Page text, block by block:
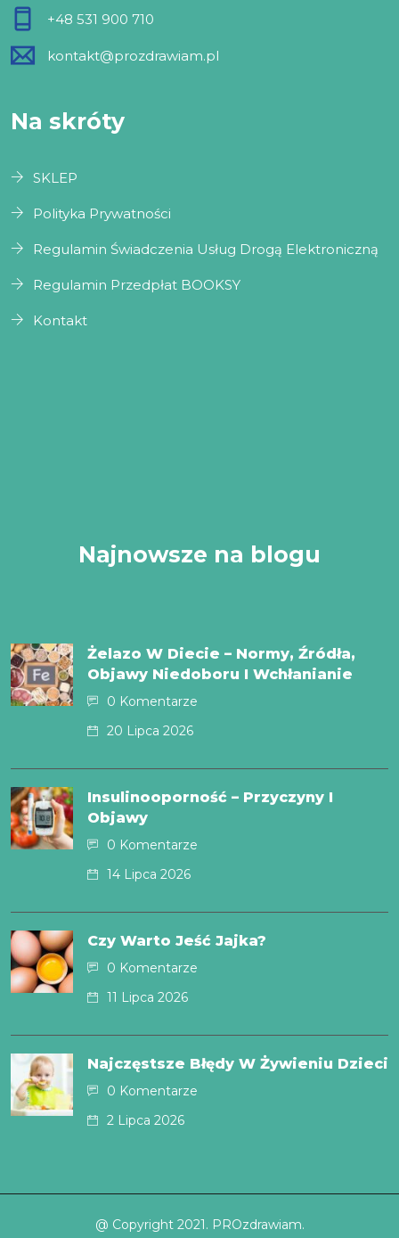
+48 531 900 710
kontakt@prozdrawiam.pl
Na skróty
SKLEP
Polityka Prywatności
Regulamin Świadczenia Usług Drogą Elektroniczną
Regulamin Przedpłat BOOKSY
Kontakt
Najnowsze na blogu
Żelazo W Diecie – Normy, Źródła,
Objawy Niedoboru I Wchłanianie
0 Komentarze
20 Lipca 2026
Insulinooporność – Przyczyny I
Objawy
0 Komentarze
14 Lipca 2026
Czy Warto Jeść Jajka?
0 Komentarze
11 Lipca 2026
Najczęstsze Błędy W Żywieniu Dzieci
0 Komentarze
2 Lipca 2026
@ Copyright 2021. PROzdrawiam.